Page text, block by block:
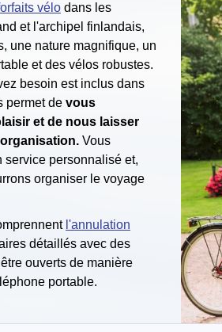
vélo dans les
et l'archipel finlandais,
une nature magnifique, un
et des vélos robustes.
besoin est inclus dans
permet de vous
et de nous laisser
Vous
service personnalisé et,
organiser le voyage
l'annulation
détaillés avec des
ouverts de manière
portable.